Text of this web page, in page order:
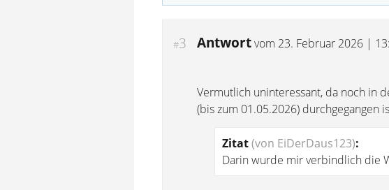
#3 Antwortvom 23. Februar 2026 |
Vermutlich uninteressant, da noch in
(bis zum 01.05.2026) durchgegangen
Zitat(von EiDerDaus123):
Darin wurde mir verbindlich die